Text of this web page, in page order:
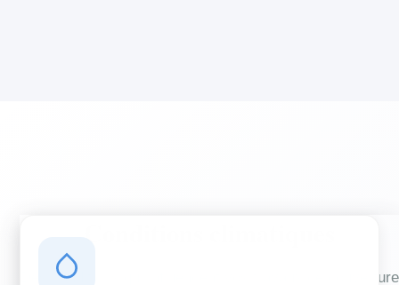
Des conditions qui influencent vos travaux de couverture